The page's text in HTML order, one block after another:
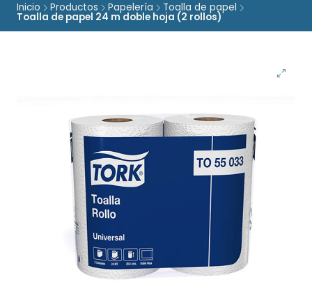
Inicio Productos Papelería Toalla de papel
Toalla de papel 24 m doble hoja (2 rollos)